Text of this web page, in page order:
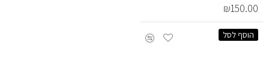
₪150.00
הוסף לסל